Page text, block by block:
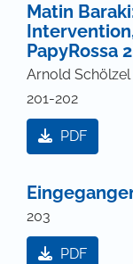
Matin
PapyRossa
Arnold Schölzel
201-202
PDF
203
PDF